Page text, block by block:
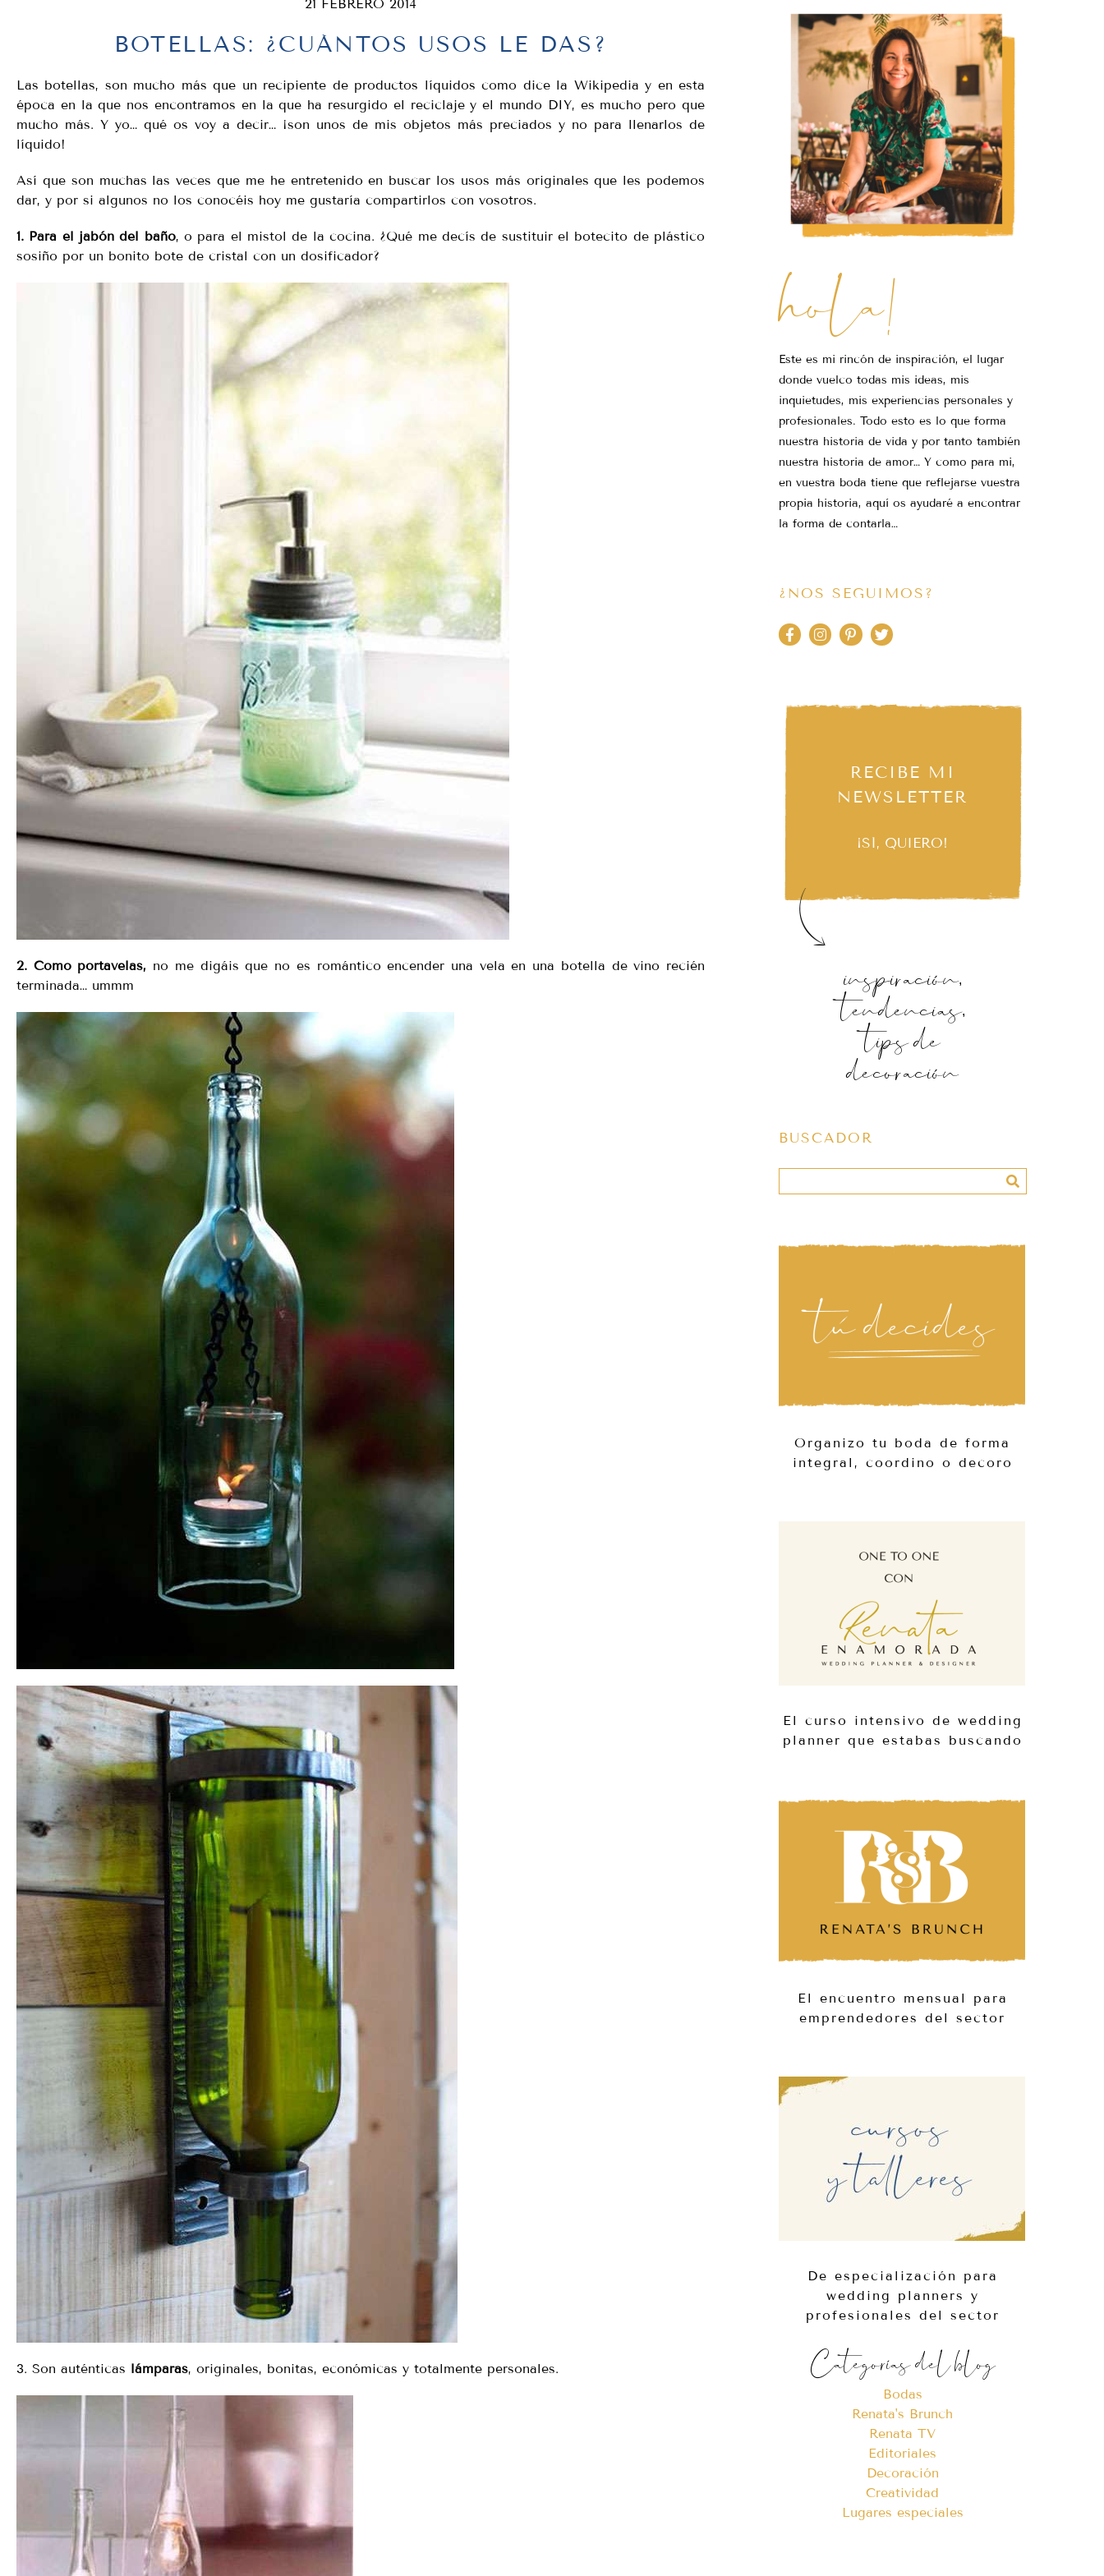
21 FEBRERO 2014
BOTELLAS: ¿CUÁNTOS USOS LE DAS?
Las botellas, son mucho más que un recipiente de productos líquidos como dice la Wikipedia y en esta
época en la que nos encontramos en la que ha resurgido el reciclaje y el mundo DIY, es mucho pero que
mucho más. Y yo… qué os voy a decir… ¡son unos de mis objetos más preciados y no para llenarlos de
líquido!
Así que son muchas las veces que me he entretenido en buscar los usos más originales que les podemos
dar, y por si algunos no los conocéis hoy me gustaría compartirlos con vosotros.
1. Para el jabón del baño, o para el mistol de la cocina. ¿Qué me decís de sustituir el botecito de plástico
sosiño por un bonito bote de cristal con un dosificador?
2. Como portavelas, no me digáis que no es romántico encender una vela en una botella de vino recién
terminada… ummm
3. Son auténticas lámparas, originales, bonitas, económicas y totalmente personales.
hola!
Este es mi rincón de inspiración, el lugar
donde vuelco todas mis ideas, mis
inquietudes, mis experiencias personales y
profesionales. Todo esto es lo que forma
nuestra historia de vida y por tanto también
nuestra historia de amor… Y como para mi,
en vuestra boda tiene que reflejarse vuestra
propia historia, aquí os ayudaré a encontrar
la forma de contarla…
¿NOS SEGUIMOS?
RECIBE MI
NEWSLETTER
¡SÍ, QUIERO!
inspiración,
tendencias,
tips de
decoración
BUSCADOR
Organizo tu boda de forma
integral, coordino o decoro
El curso intensivo de wedding
planner que estabas buscando
El encuentro mensual para
emprendedores del sector
De especialización para
wedding planners y
profesionales del sector
Categorías del blog
Bodas
Renata's Brunch
Renata TV
Editoriales
Decoración
Creatividad
Lugares especiales